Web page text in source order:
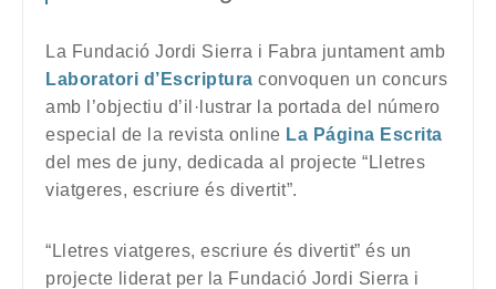
La Fundació Jordi Sierra i Fabra juntament amb
Laboratori d’Escriptura convoquen un concurs
amb l’objectiu d’il·lustrar la portada del número
especial de la revista online La Página Escrita
del mes de juny, dedicada al projecte “Lletres
viatgeres, escriure és divertit”.
“Lletres viatgeres, escriure és divertit” és un
projecte liderat per la Fundació Jordi Sierra i